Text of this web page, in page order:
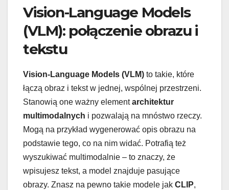
Vision-Language Models
(VLM): połączenie obrazu i
tekstu
Vision-Language Models (VLM) to takie, które
łączą obraz i tekst w jednej, wspólnej przestrzeni.
Stanowią one ważny elementarchitektur
multimodalnych i pozwalają na mnóstwo rzeczy.
Mogą na przykład wygenerować opis obrazu na
podstawie tego, co na nim widać. Potrafią też
wyszukiwać multimodalnie – to znaczy, że
wpisujesz tekst, a model znajduje pasujące
obrazy. Znasz na pewno takie modele jak CLIP,